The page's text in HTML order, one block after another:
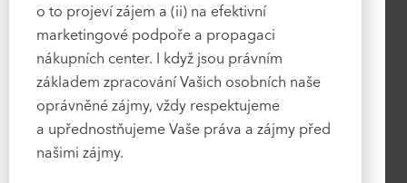
o to projeví zájem a (ii) na efektivní
marketingové podpoře a propagaci
nákupních center. I když jsou právním
základem zpracování Vašich osobních naše
oprávněné zájmy, vždy respektujeme
a upřednostňujeme Vaše práva a zájmy před
našimi zájmy.